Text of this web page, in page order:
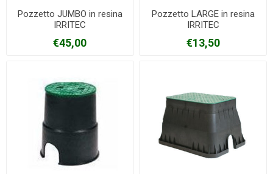
Pozzetto JUMBO in resina
IRRITEC
€45,00
Pozzetto LARGE in resina
IRRITEC
€13,50